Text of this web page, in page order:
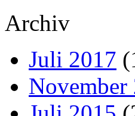
Archiv
Juli 2017
November